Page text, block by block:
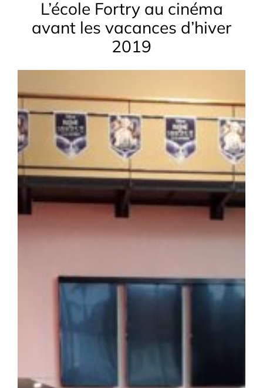
L’école Fortry au cinéma
avant les vacances d’hiver
2019